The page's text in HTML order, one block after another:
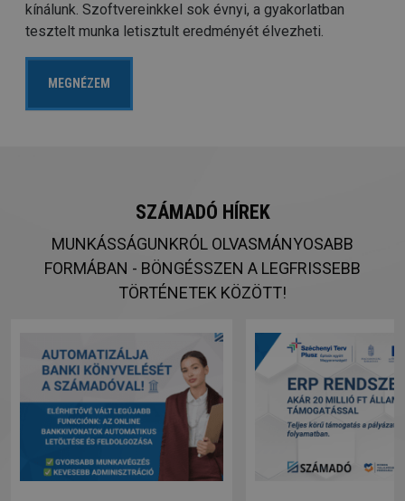
kínálunk. Szoftvereinkkel sok évnyi, a gyakorlatban
tesztelt munka letisztult eredményét élvezheti.
MEGNÉZEM
SZÁMADÓ HÍREK
MUNKÁSSÁGUNKRÓL OLVASMÁNYOSABB
FORMÁBAN - BÖNGÉSSZEN A LEGFRISSEBB
TÖRTÉNETEK KÖZÖTT!